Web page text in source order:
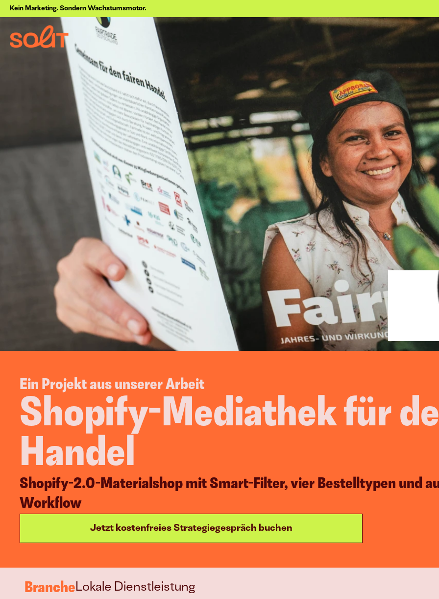
Kein Marketing. Sondern Wachstumsmotor.
Blog
Jetzt anfragen
Online Marketing
Growth Marketing
Strategie Workshop
Weiterbildung &
Coaching
Potentialanalyse
Performance
Marketing
Google Ads
Meta Ads
LinkedIn Ads
WhattsApp Marketing
Amazon Ads
TikTok Ads
Content Creation
Social Media Content
Video Content
Corporate Blogging
Events
Events
Cooking
Mit diesen Systemen treiben wir Euer
Online Recruiting
Neue Mitarbeiter
Eigene Strategie
entwickeln
B2B-Leads & Kunden
Mehr Aufträge
Mehr Produkt
verkaufen
Experts
Ein Projekt aus unserer Arbeit
Shopify-Mediathek für
Handel
Shopify-2.0-Materialshop mit Smart-Filter, vier Bestelltypen und
Workflow
Jetzt kostenfreies Strategiegespräch buchen
BrancheLokale Dienstleistung